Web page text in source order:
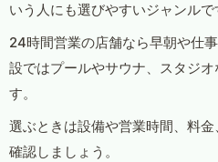
いう人にも選びやすいジャンルで
24時間営業の店舗なら早朝や仕
設ではプールやサウナ、スタジ
す。
選ぶときは設備や営業時間、料
確認しましょう。